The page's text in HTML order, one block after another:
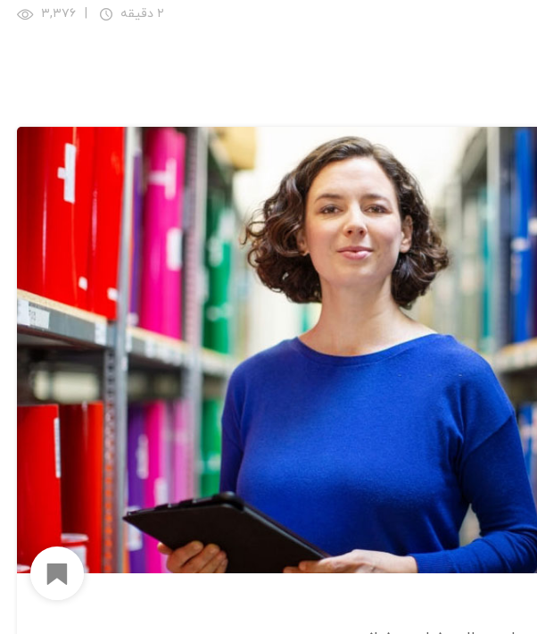
۲ دقیقه | ۳,۳۷۶